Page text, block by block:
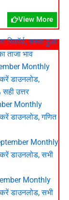
View More
रिकॉर्ड, सस्ता हुआ
ताजा भाव
Monthly
डाउनलोड,
उत्तर
Monthly
डाउनलोड, गणित
Monthly
डाउनलोड, सभी
Monthly
डाउनलोड, सभी